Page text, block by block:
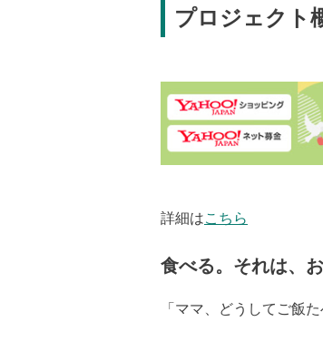
プロジェクト
詳細はこちら
食べる。それは、
「ママ、どうしてご飯